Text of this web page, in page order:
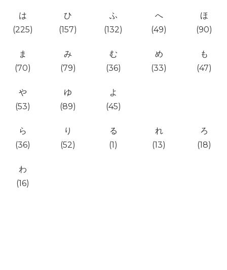
は
(225)
ひ
(157)
ふ
(132)
へ
(49)
ほ
(90)
ま
(70)
み
(79)
む
(36)
め
(33)
も
(47)
や
(53)
ゆ
(89)
よ
(45)
ら
(36)
り
(52)
る
(1)
れ
(13)
ろ
(18)
わ
(16)